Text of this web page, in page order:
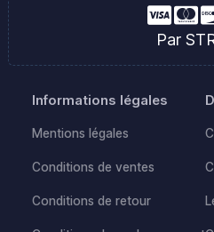
Par
Informations légales
Mentions légales
Conditions de ventes
Conditions de retour